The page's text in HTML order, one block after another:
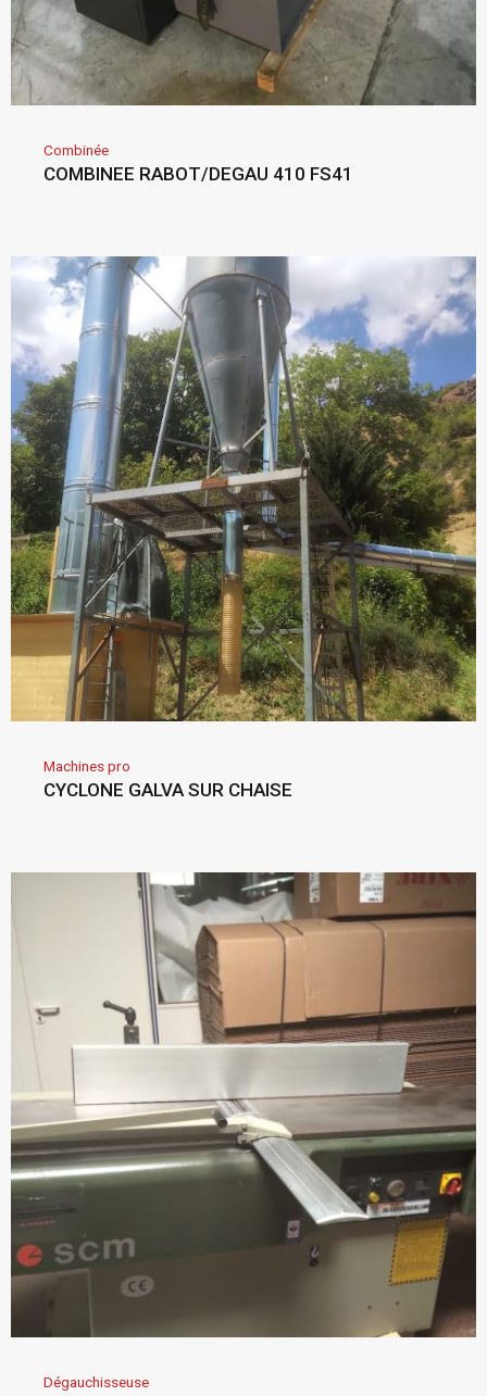
Combinée
COMBINEE RABOT/DEGAU 410 FS41
Machines pro
CYCLONE GALVA SUR CHAISE
Dégauchisseuse